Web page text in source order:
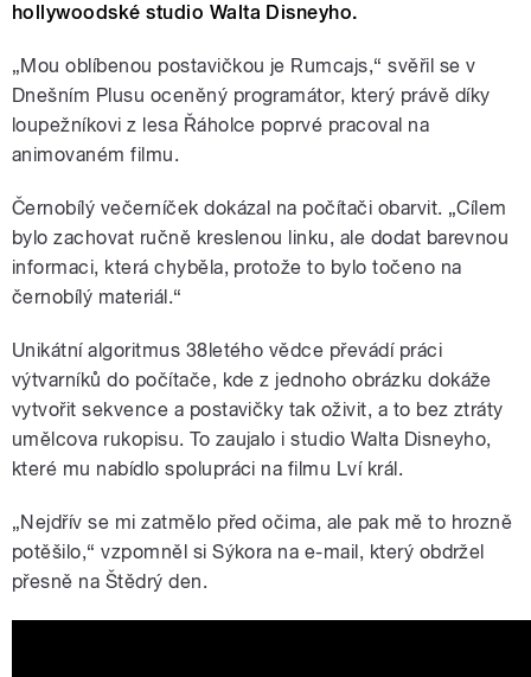
hollywoodské studio Walta Disneyho.
„Mou oblíbenou postavičkou je Rumcajs,“ svěřil se v
Dnešním Plusu oceněný programátor, který právě díky
loupežníkovi z lesa Řáholce poprvé pracoval na
animovaném filmu.
Černobílý večerníček dokázal na počítači obarvit. „Cílem
bylo zachovat ručně kreslenou linku, ale dodat barevnou
informaci, která chyběla, protože to bylo točeno na
černobílý materiál.“
Unikátní algoritmus 38letého vědce převádí práci
výtvarníků do počítače, kde z jednoho obrázku dokáže
vytvořit sekvence a postavičky tak oživit, a to bez ztráty
umělcova rukopisu. To zaujalo i studio Walta Disneyho,
které mu nabídlo spolupráci na filmu Lví král.
„Nejdřív se mi zatmělo před očima, ale pak mě to hrozně
potěšilo,“ vzpomněl si Sýkora na e-mail, který obdržel
přesně na Štědrý den.